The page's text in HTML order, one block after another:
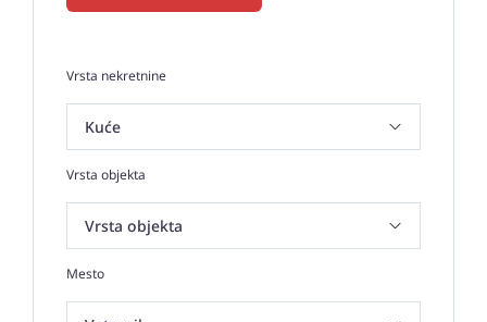
Vrsta nekretnine
Vrsta objekta
Mesto